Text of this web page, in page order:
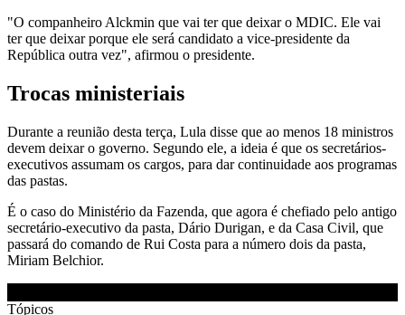
"O companheiro Alckmin que vai ter que deixar o MDIC. Ele vai
ter que deixar porque ele será candidato a vice-presidente da
República outra vez", afirmou o presidente.
Trocas ministeriais
Durante a reunião desta terça, Lula disse que ao menos 18 ministros
devem deixar o governo. Segundo ele, a ideia é que os secretários-
executivos assumam os cargos, para dar continuidade aos programas
das pastas.
É o caso do Ministério da Fazenda, que agora é chefiado pelo antigo
secretário-executivo da pasta, Dário Durigan, e da Casa Civil, que
passará do comando de Rui Costa para a número dois da pasta,
Miriam Belchior.
Tópicos